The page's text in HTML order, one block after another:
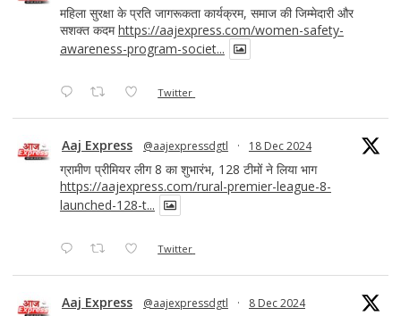
महिला सुरक्षा के प्रति जागरूकता कार्यक्रम, समाज की जिम्मेदारी और
सशक्त कदमhttps://aajexpress.com/women-safety-
awareness-program-societ...
Twitter
Aaj Express @aajexpressdgtl · 18 Dec 2024
ग्रामीण प्रीमियर लीग 8 का शुभारंभ, 128 टीमों ने लिया भाग
https://aajexpress.com/rural-premier-league-8-
launched-128-t...
Twitter
Aaj Express @aajexpressdgtl · 8 Dec 2024